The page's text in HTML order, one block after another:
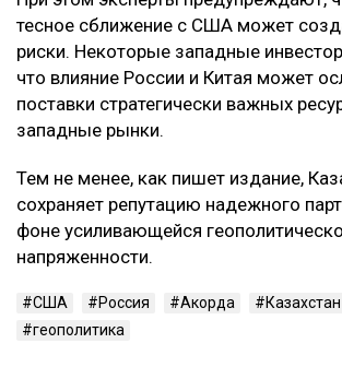
тесное сближение с США может
риски. Некоторые западные
что влияние России и Китая может
поставки стратегически важных
западные рынки.
Тем не менее, как пишет издание,
сохраняет репутацию надежного
фоне усиливающейся
напряженности.
США Россия Акорда Казахстан
геополитика